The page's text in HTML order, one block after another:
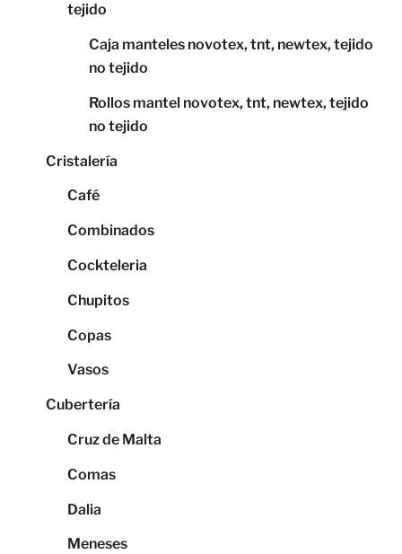
tejido
Caja manteles novotex, tnt, newtex, tejido
no tejido
Rollos mantel novotex, tnt, newtex, tejido
no tejido
Cristalería
Café
Combinados
Cockteleria
Chupitos
Copas
Vasos
Cubertería
Cruz de Malta
Comas
Dalia
Meneses